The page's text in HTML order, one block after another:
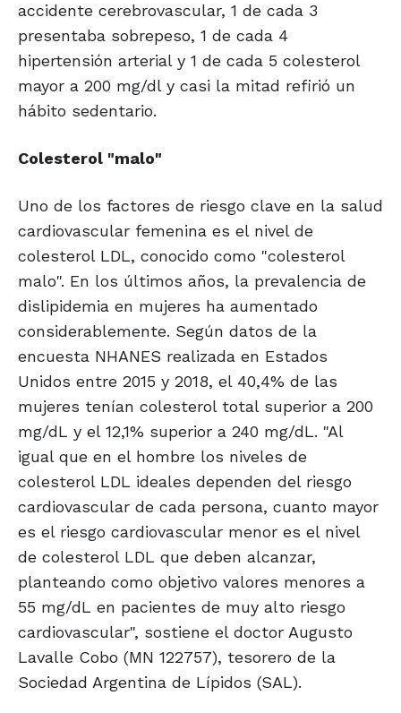
accidente cerebrovascular, 1 de cada 3
presentaba sobrepeso, 1 de cada 4
hipertensión arterial y 1 de cada 5 colesterol
mayor a 200 mg/dl y casi la mitad refirió un
hábito sedentario.
Colesterol "malo"
Uno de los factores de riesgo clave en la salud
cardiovascular femenina es el nivel de
colesterol LDL, conocido como "colesterol
malo". En los últimos años, la prevalencia de
dislipidemia en mujeres ha aumentado
considerablemente. Según datos de la
encuesta NHANES realizada en Estados
Unidos entre 2015 y 2018, el 40,4% de las
mujeres tenían colesterol total superior a 200
mg/dL y el 12,1% superior a 240 mg/dL. "Al
igual que en el hombre los niveles de
colesterol LDL ideales dependen del riesgo
cardiovascular de cada persona, cuanto mayor
es el riesgo cardiovascular menor es el nivel
de colesterol LDL que deben alcanzar,
planteando como objetivo valores menores a
55 mg/dL en pacientes de muy alto riesgo
cardiovascular", sostiene el doctor Augusto
Lavalle Cobo (MN 122757), tesorero de la
Sociedad Argentina de Lípidos (SAL).